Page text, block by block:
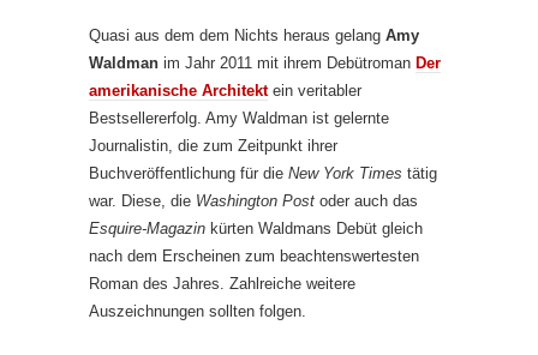
Quasi aus dem dem Nichts heraus gelang Amy
Waldman im Jahr 2011 mit ihrem Debütroman Der
amerikanische Architektein veritabler
Bestsellererfolg. Amy Waldman ist gelernte
Journalistin, die zum Zeitpunkt ihrer
Buchveröffentlichung für die New York Times tätig
war. Diese, die Washington Post oder auch das
Esquire-Magazin kürten Waldmans Debüt gleich
nach dem Erscheinen zum beachtenswertesten
Roman des Jahres. Zahlreiche weitere
Auszeichnungen sollten folgen.